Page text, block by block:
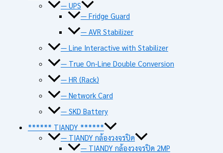
— UPS
— Fridge Guard
— AVR Stabilizer
— Line Interactive with Stabilizer
— True On-Line Double Conversion
— HR (Rack)
— Network Card
— SKD Battery
****** TIANDY ******
— TIANDY กล้องวงจรปิด
— TIANDY กล้องวงจรปิด 2MP